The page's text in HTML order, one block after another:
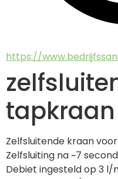
https://
tapkraan
Zelfsluitende kraan
Zelfsluiting na ~7
Debiet ingesteld op 3 l/